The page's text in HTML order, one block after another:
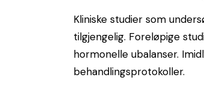
Kliniske studier som
tilgjengelig. Foreløpige
hormonelle ubalanser.
behandlingsprotokoller.